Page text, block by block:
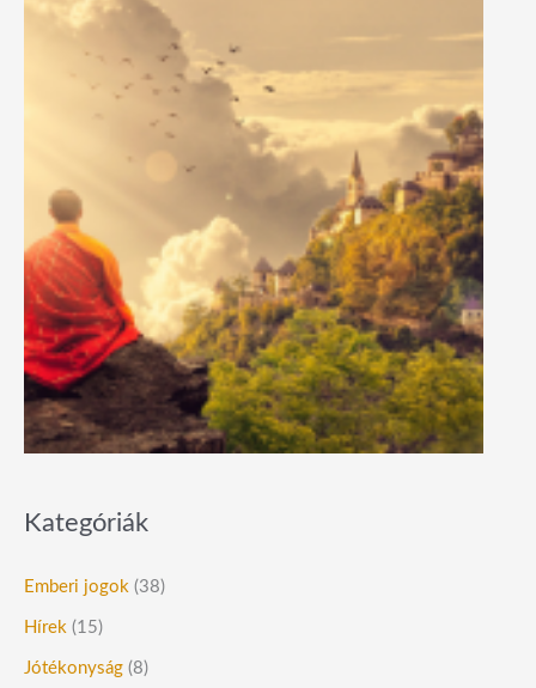
Kategóriák
Emberi jogok (38)
Hírek (15)
Jótékonyság (8)